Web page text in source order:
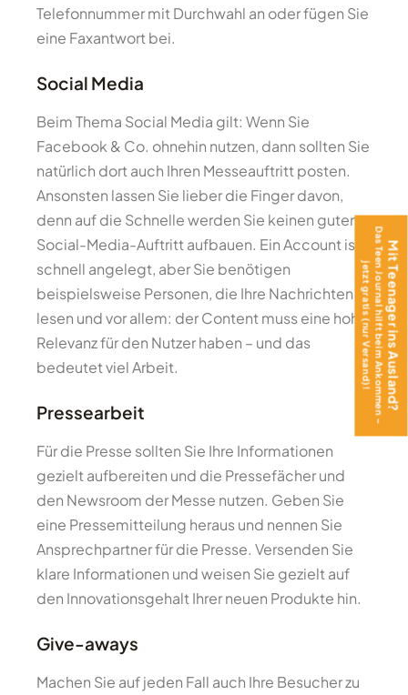
Telefonnummer mit Durchwahl an oder fügen Sie
eine Faxantwort bei.
Social Media
Beim Thema Social Media gilt: Wenn Sie
Facebook & Co. ohnehin nutzen, dann sollten Sie
natürlich dort auch Ihren Messeauftritt posten.
Ansonsten lassen Sie lieber die Finger davon,
denn auf die Schnelle werden Sie keinen guten
Social-Media-Auftritt aufbauen. Ein Account ist
schnell angelegt, aber Sie benötigen
beispielsweise Personen, die Ihre Nachrichten
lesen und vor allem: der Content muss eine hohe
Relevanz für den Nutzer haben – und das
bedeutet viel Arbeit.
Pressearbeit
Für die Presse sollten Sie Ihre Informationen
gezielt aufbereiten und die Pressefächer und
den Newsroom der Messe nutzen. Geben Sie
eine Pressemitteilung heraus und nennen Sie
Ansprechpartner für die Presse. Versenden Sie
klare Informationen und weisen Sie gezielt auf
den Innovationsgehalt Ihrer neuen Produkte hin.
Give-aways
Machen Sie auf jeden Fall auch Ihre Besucher zu
Mit Teenager ins Ausland?
Das Teen Journal hilft beim Ankommen –
jetzt gratis (nur Versand)!